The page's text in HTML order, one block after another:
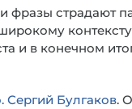
фразы страдают
и в конечном
Сергий Булгаков.